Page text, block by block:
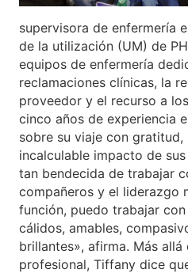
supervisora de enfermería
de la utilización (UM) de
equipos de enfermería
reclamaciones clínicas, la
proveedor y el recurso a
cinco años de experiencia
sobre su viaje con gratitud,
incalculable impacto de
tan bendecida de trabajar
compañeros y el liderazgo
función, puedo trabajar
cálidos, amables,
brillantes», afirma. Más allá
profesional, Tiffany dice